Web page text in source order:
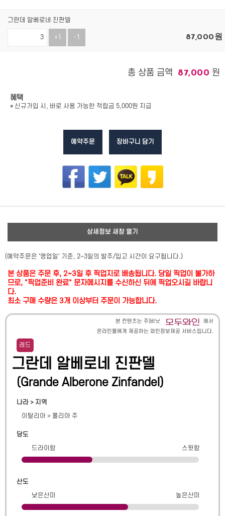
그란데 알베로네 진판델
+1 -1 87,000원
총 상품 금액 87,000 원
혜택
* 신규가입 시, 바로 사용 가능한 적립금 5,000원 지급
예약주문 장바구니 담기
상세정보 새창 열기
(예약주문은 '영업일' 기준, 2~3일의 발주/입고 시간이 요구됩니다.)
본 상품은 주문 후, 2~3일 후 픽업지로 배송됩니다. 당일 픽업이 불가하
므로, "픽업준비 완료" 문자메시지를 수신하신 뒤에 픽업오시길 바랍니
다.
최소 구매 수량은 3개 이상부터 주문이 가능합니다.
본 컨텐츠는 주)비닛
에서
온라인몰에게 제공하는 와인정보제공 서비스입니다.
레드
그란데 알베로네 진판델
(Grande Alberone Zinfandel )
나라 > 지역
이탈리아 > 풀리아 주
당도
드라이함
스윗함
산도
낮은산미
높은산미